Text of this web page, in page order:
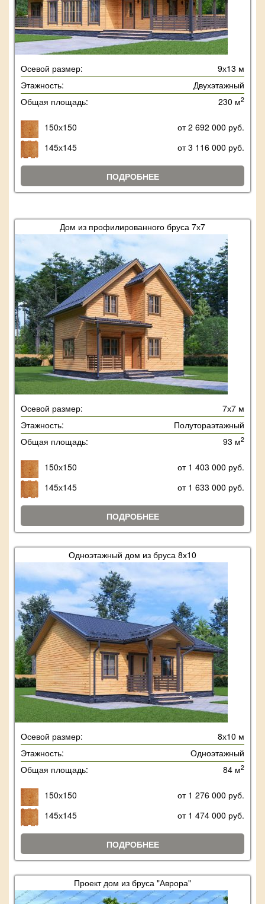
Осевой размер:
9х13 м
Этажность:
Двухэтажный
Общая площадь:
230 м2
150х150
от 2 692 000 руб.
145х145
от 3 116 000 руб.
ПОДРОБНЕЕ
Дом из профилированного бруса 7х7
Осевой размер:
7х7 м
Этажность:
Полутораэтажный
Общая площадь:
93 м2
150х150
от 1 403 000 руб.
145х145
от 1 633 000 руб.
ПОДРОБНЕЕ
Одноэтажный дом из бруса 8х10
Осевой размер:
8х10 м
Этажность:
Одноэтажный
Общая площадь:
84 м2
150х150
от 1 276 000 руб.
145х145
от 1 474 000 руб.
ПОДРОБНЕЕ
Проект дом из бруса "Аврора"